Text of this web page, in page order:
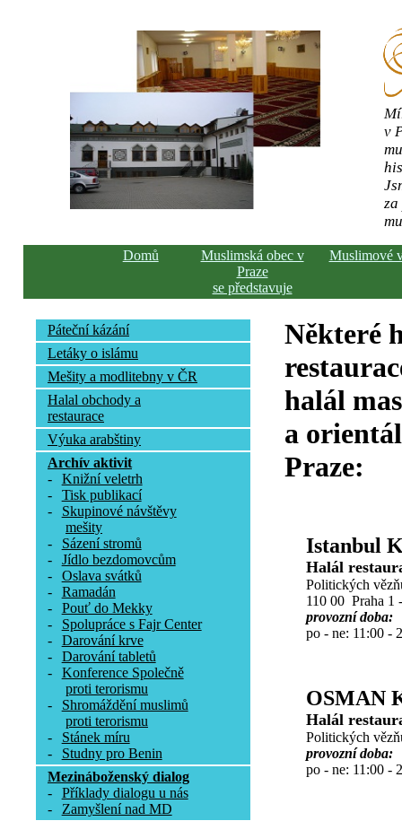
v
Domů
Muslimská obec v
Praze
se představuje
Muslimové
Páteční kázání
Letáky o islámu
Mešity a modlitebny v ČR
Halal obchody a
restaurace
Výuka arabštiny
Archív aktivit
-
Knižní veletrh
-
Tisk publikací
-
Skupinové návštěvy
mešity
-
Sázení stromů
-
Jídlo bezdomovcům
-
Oslava svátků
-
Ramadán
-
Pouť do Mekky
-
Spolupráce s Fajr Center
-
Darování krve
-
Darování tabletů
-
Konference Společně
proti terorismu
-
Shromáždění muslimů
proti terorismu
-
Stánek míru
-
Studny pro Benin
Mezináboženský dialog
-
Příklady dialogu u nás
-
Zamyšlení nad MD
Některé
halál
a
Praze:
Istanbul
Halál
Politických
110 00 Praha 1
provozní doba:
po - ne: 11:00 -
OSMAN
Halál
Politických
provozní doba:
po - ne: 11:00 -